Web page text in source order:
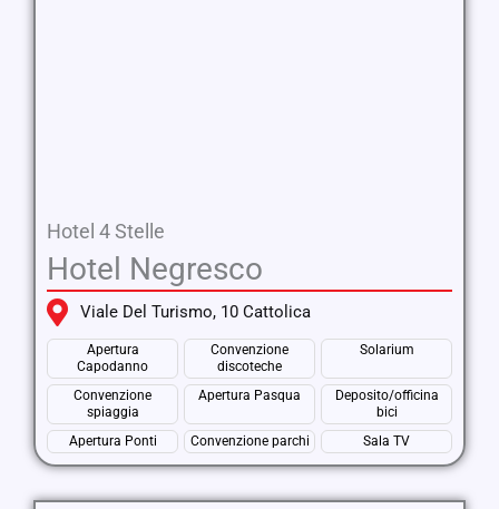
Hotel 4 Stelle
Hotel Negresco
Viale Del Turismo, 10 Cattolica
Apertura
Capodanno
Convenzione
discoteche
Solarium
Convenzione
spiaggia
Apertura Pasqua
Deposito/officina
bici
Apertura Ponti
Convenzione parchi Sala TV